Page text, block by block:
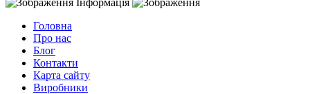
Інформація
Головна
Про нас
Блог
Контакти
Карта сайту
Виробники